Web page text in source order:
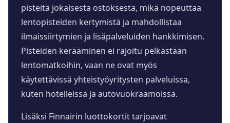
pisteitä jokaisesta ostoksesta, mikä nopeuttaa
lentopisteiden kertymistä ja mahdollistaa
ilmaissiirtymien ja lisäpalveluiden hankkimisen.
Pisteiden kerääminen ei rajoitu pelkästään
lentomatkoihin, vaan ne ovat myös
käytettävissä yhteistyöyritysten palveluissa,
kuten hotelleissa ja autovuokraamoissa.
Lisäksi Finnairin luottokortit tarjoavat